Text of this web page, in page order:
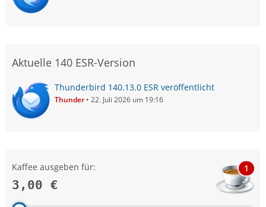
Aktuelle 140 ESR-Version
Thunderbird 140.13.0 ESR veröffentlicht
Thunder 22. Juli 2026 um 19:16
Kaffee ausgeben für:
3,00 €
1